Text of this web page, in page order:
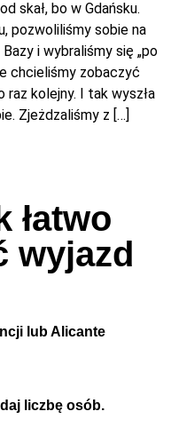
skał, bo w Gdańsku.
pozwoliliśmy sobie na
i wybraliśmy się „po
chcieliśmy zobaczyć
raz kolejny. I tak wyszła
Zjeżdzaliśmy z […]
łatwo
wyjazd
lub Alicante
liczbę osób.